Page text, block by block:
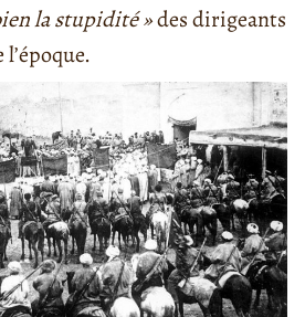
la stupidité »des dirigeants
l’époque.